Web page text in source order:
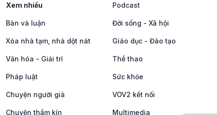
Xem nhiều Podcast
Bàn và luận Đời sống - Xã hội
Xóa nhà tạm, nhà dột nát Giáo dục - Đào tạo
Văn hóa - Giải trí Thể thao
Pháp luật Sức khỏe
Chuyện người già VOV2 kết nối
Chuyện thầm kín Multimedia